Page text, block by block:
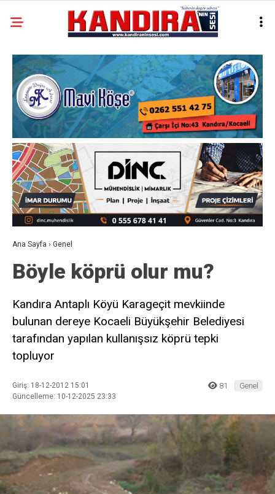
Ana Sayfa › Genel
Böyle köprü olur mu?
Kandıra Antaplı Köyü Karageçit mevkiinde
bulunan dereye Kocaeli Büyükşehir Belediyesi
tarafından yapılan kullanışsız köprü tepki
topluyor
Giriş: 18-12-2012 15:01
Güncelleme: 10-12-2025 23:33
81 Genel